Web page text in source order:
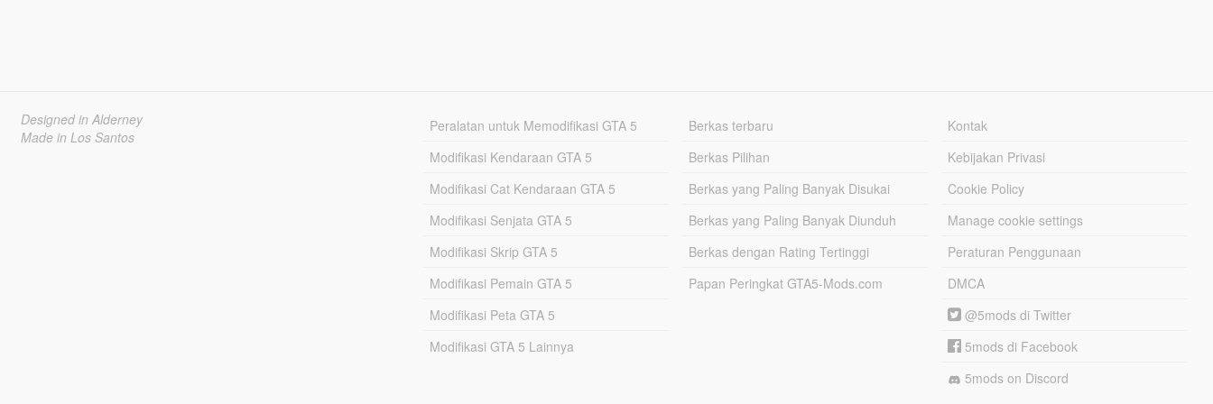
Designed in Alderney
Made in Los Santos
Peralatan untuk Memodifikasi GTA 5
Modifikasi Kendaraan GTA 5
Modifikasi Cat Kendaraan GTA 5
Modifikasi Senjata GTA 5
Modifikasi Skrip GTA 5
Modifikasi Pemain GTA 5
Modifikasi Peta GTA 5
Modifikasi GTA 5 Lainnya
Berkas terbaru
Berkas Pilihan
Berkas yang Paling Banyak Disukai
Berkas yang Paling Banyak Diunduh
Berkas dengan Rating Tertinggi
Papan Peringkat GTA5-Mods.com
Kontak
Kebijakan Privasi
Cookie Policy
Manage cookie settings
Peraturan Penggunaan
DMCA
@5mods di Twitter
5mods di Facebook
5mods on Discord